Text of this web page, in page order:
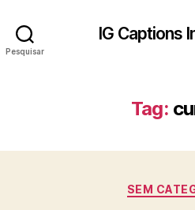
Pesquisar
IG Captions
Tag:
SEM